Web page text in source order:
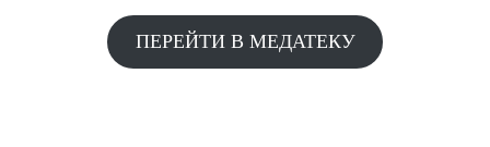
ПЕРЕЙТИ В МЕДАТЕКУ